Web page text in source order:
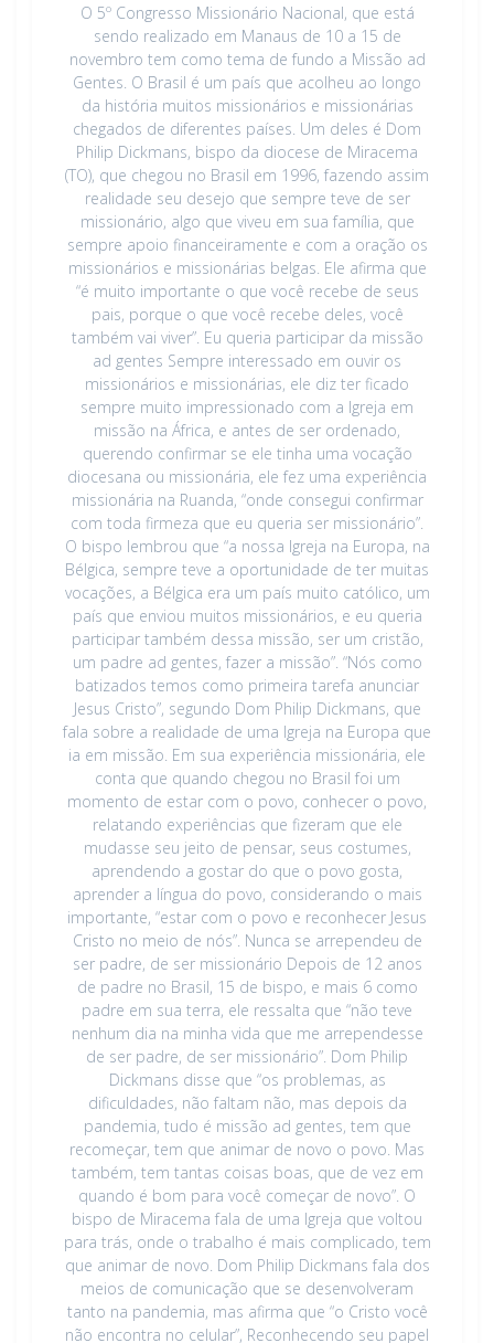
O 5º Congresso Missionário Nacional, que está
sendo realizado em Manaus de 10 a 15 de
novembro tem como tema de fundo a Missão ad
Gentes. O Brasil é um país que acolheu ao longo
da história muitos missionários e missionárias
chegados de diferentes países. Um deles é Dom
Philip Dickmans, bispo da diocese de Miracema
(TO), que chegou no Brasil em 1996, fazendo assim
realidade seu desejo que sempre teve de ser
missionário, algo que viveu em sua família, que
sempre apoio financeiramente e com a oração os
missionários e missionárias belgas. Ele afirma que
“é muito importante o que você recebe de seus
pais, porque o que você recebe deles, você
também vai viver”. Eu queria participar da missão
ad gentes Sempre interessado em ouvir os
missionários e missionárias, ele diz ter ficado
sempre muito impressionado com a Igreja em
missão na África, e antes de ser ordenado,
querendo confirmar se ele tinha uma vocação
diocesana ou missionária, ele fez uma experiência
missionária na Ruanda, “onde consegui confirmar
com toda firmeza que eu queria ser missionário”.
O bispo lembrou que “a nossa Igreja na Europa, na
Bélgica, sempre teve a oportunidade de ter muitas
vocações, a Bélgica era um país muito católico, um
país que enviou muitos missionários, e eu queria
participar também dessa missão, ser um cristão,
um padre ad gentes, fazer a missão”. “Nós como
batizados temos como primeira tarefa anunciar
Jesus Cristo”, segundo Dom Philip Dickmans, que
fala sobre a realidade de uma Igreja na Europa que
ia em missão. Em sua experiência missionária, ele
conta que quando chegou no Brasil foi um
momento de estar com o povo, conhecer o povo,
relatando experiências que fizeram que ele
mudasse seu jeito de pensar, seus costumes,
aprendendo a gostar do que o povo gosta,
aprender a língua do povo, considerando o mais
importante, “estar com o povo e reconhecer Jesus
Cristo no meio de nós”. Nunca se arrependeu de
ser padre, de ser missionário Depois de 12 anos
de padre no Brasil, 15 de bispo, e mais 6 como
padre em sua terra, ele ressalta que “não teve
nenhum dia na minha vida que me arrependesse
de ser padre, de ser missionário”. Dom Philip
Dickmans disse que “os problemas, as
dificuldades, não faltam não, mas depois da
pandemia, tudo é missão ad gentes, tem que
recomeçar, tem que animar de novo o povo. Mas
também, tem tantas coisas boas, que de vez em
quando é bom para você começar de novo”. O
bispo de Miracema fala de uma Igreja que voltou
para trás, onde o trabalho é mais complicado, tem
que animar de novo. Dom Philip Dickmans fala dos
meios de comunicação que se desenvolveram
tanto na pandemia, mas afirma que “o Cristo você
não encontra no celular”, Reconhecendo seu papel